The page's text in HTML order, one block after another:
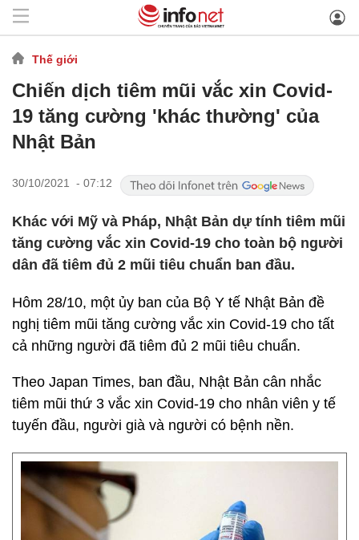
Thế giới
Chiến dịch tiêm mũi vắc xin Covid-
19 tăng cường 'khác thường' của
Nhật Bản
30/10/2021 - 07:12
Khác với Mỹ và Pháp, Nhật Bản dự tính tiêm mũi
tăng cường vắc xin Covid-19 cho toàn bộ người
dân đã tiêm đủ 2 mũi tiêu chuẩn ban đầu.
Hôm 28/10, một ủy ban của Bộ Y tế Nhật Bản đề
nghị tiêm mũi tăng cường vắc xin Covid-19 cho tất
cả những người đã tiêm đủ 2 mũi tiêu chuẩn.
Theo Japan Times, ban đầu, Nhật Bản cân nhắc
tiêm mũi thứ 3 vắc xin Covid-19 cho nhân viên y tế
tuyến đầu, người già và người có bệnh nền.